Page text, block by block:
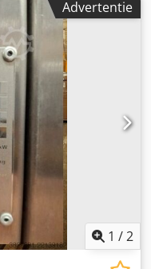
het systeem bestaat
zijn opgezet als twee
mobiele hoppers
staat omdat
duidelijk werd dat
kopen en rechtstreeks
in het stadion.
Refrigeration (de
lijken Ziegra units te
Advertentie
1 /2